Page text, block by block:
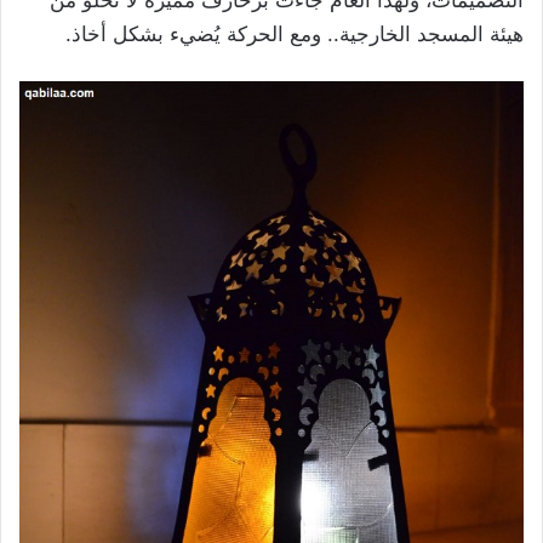
هيئة المسجد الخارجية.. ومع الحركة يُضيء بشكل أخاذ.